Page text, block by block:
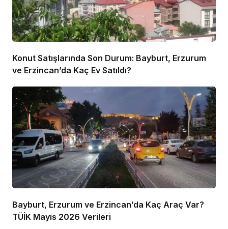
Konut Satışlarında Son Durum: Bayburt, Erzurum
ve Erzincan’da Kaç Ev Satıldı?
Bayburt, Erzurum ve Erzincan’da Kaç Araç Var?
TÜİK Mayıs 2026 Verileri